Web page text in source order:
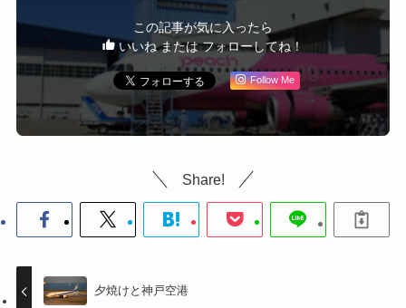
この記事が気に入ったら
いいね または フォローしてね！
Follow Me
Share!
夕焼けと神戸空港